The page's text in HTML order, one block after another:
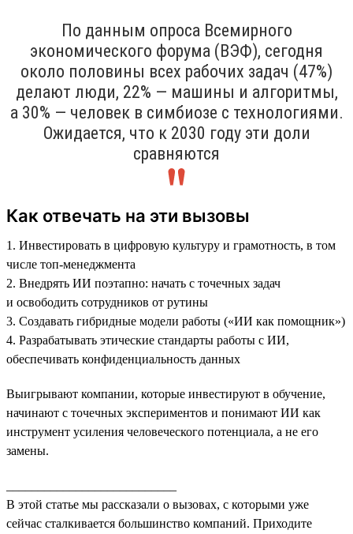
По данным опроса Всемирного
экономического форума (ВЭФ), сегодня
около половины всех рабочих задач (47%)
делают люди, 22% — машины и алгоритмы,
а 30% — человек в симбиозе с технологиями.
Ожидается, что к 2030 году эти доли
сравняются
Как отвечать на эти вызовы
1. Инвестировать в цифровую культуру и грамотность, в том
числе топ-менеджмента
2. Внедрять ИИ поэтапно: начать с точечных задач
и освободить сотрудников от рутины
3. Создавать гибридные модели работы («ИИ как помощник»)
4. Разрабатывать этические стандарты работы с ИИ,
обеспечивать конфиденциальность данных
Выигрывают компании, которые инвестируют в обучение,
начинают с точечных экспериментов и понимают ИИ как
инструмент усиления человеческого потенциала, а не его
замены.
В этой статье мы рассказали о вызовах, с которыми уже
сейчас сталкивается большинство компаний. Приходите